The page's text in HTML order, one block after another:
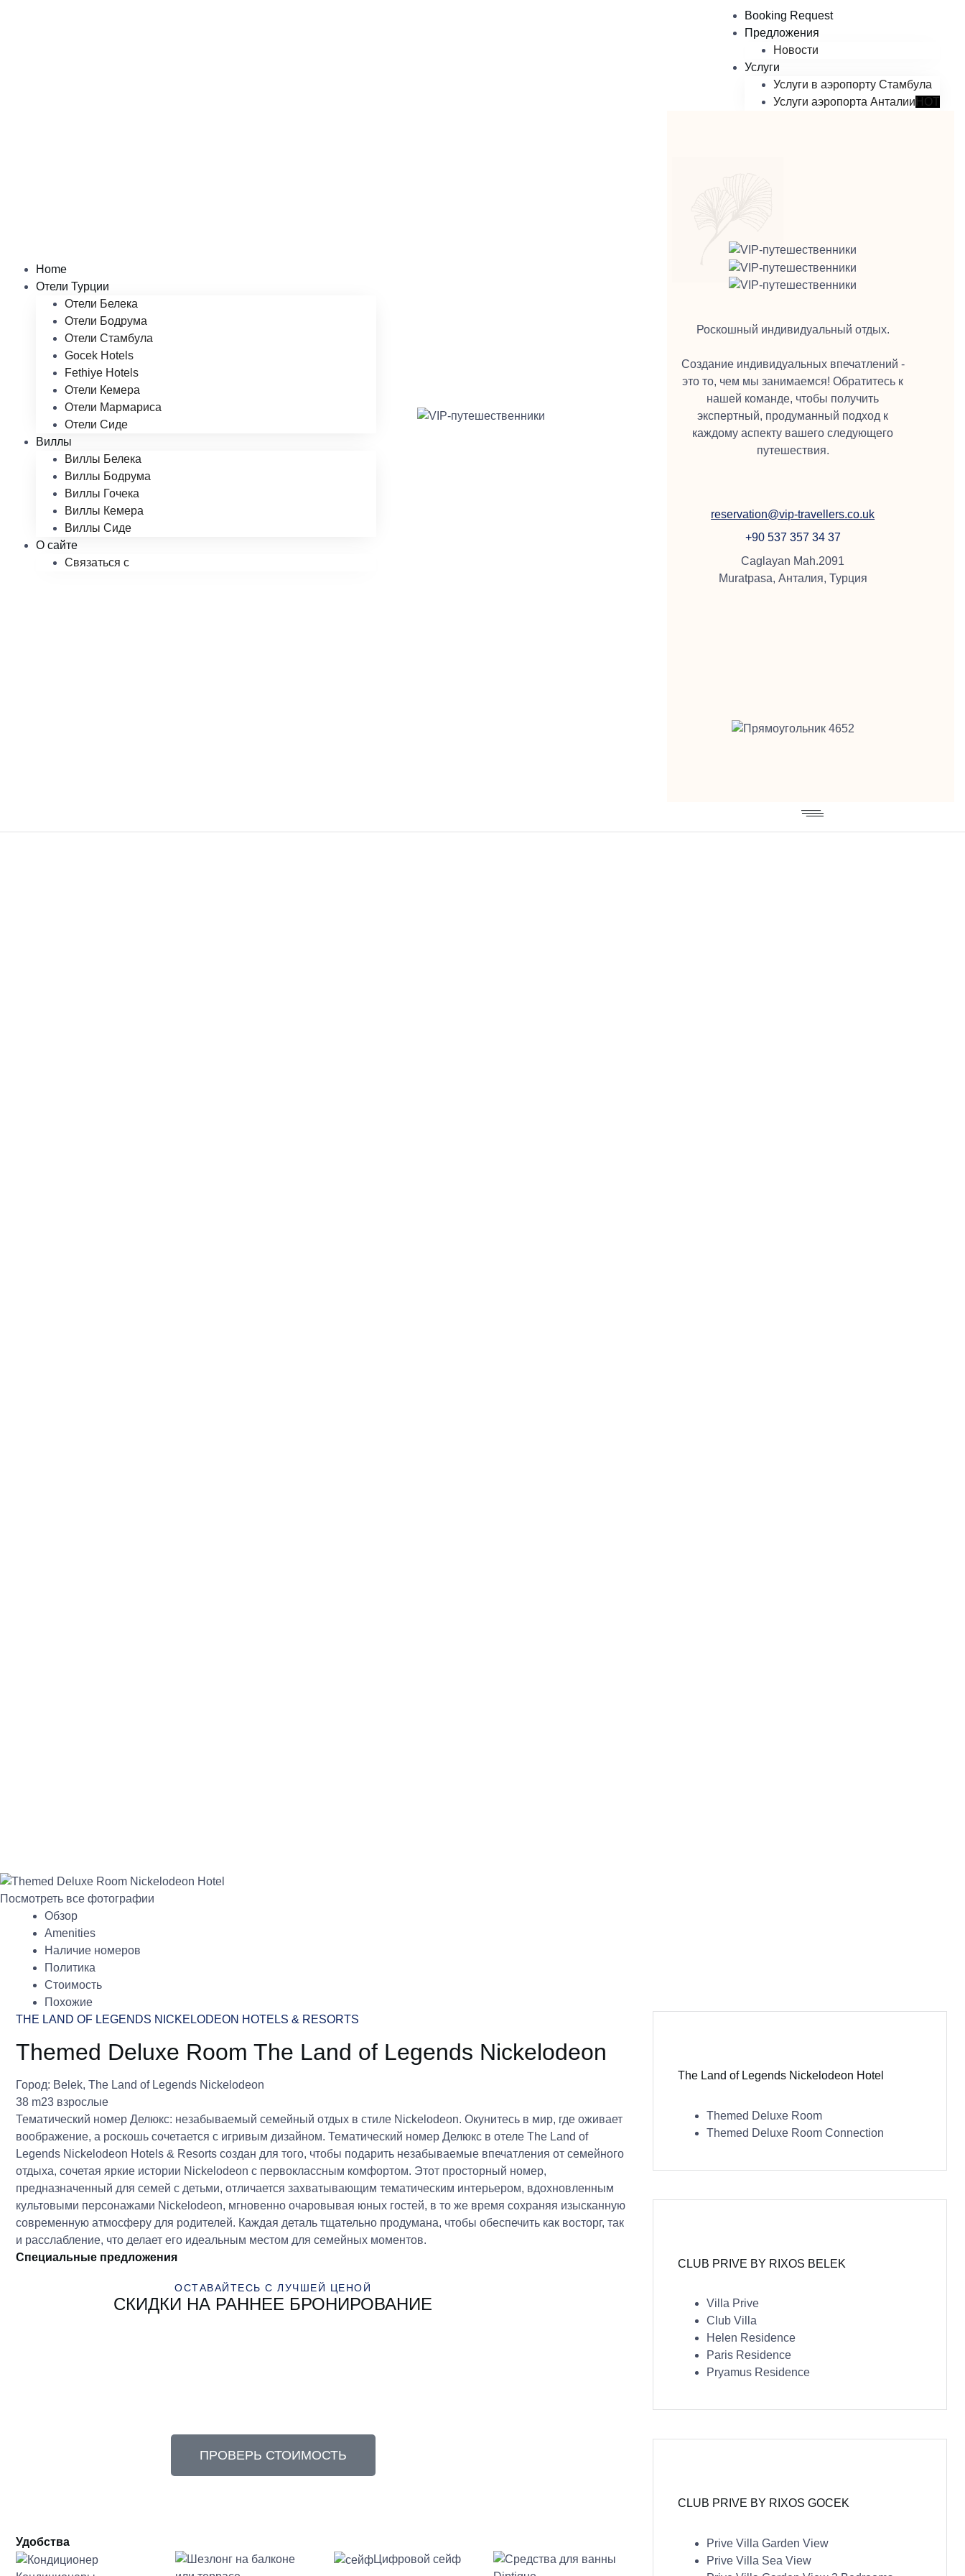
Home
Отели Турции
Отели Белека
Отели Бодрума
Отели Стамбула
Gocek Hotels
Fethiye Hotels
Отели Кемера
Отели Мармариса
Отели Сиде
Виллы
Виллы Белека
Виллы Бодрума
Виллы Гочека
Виллы Кемера
Виллы Сиде
О сайте
Связаться с
Booking Request
Предложения
Новости
Услуги
Услуги в аэропорту Стамбула
Услуги аэропорта Анталии HOT
Роскошный индивидуальный отдых.
Создание индивидуальных впечатлений -
это то, чем мы занимаемся! Обратитесь к
нашей команде, чтобы получить
экспертный, продуманный подход к
каждому аспекту вашего следующего
путешествия.
reservation@vip-travellers.co.uk
+90 537 357 34 37
Caglayan Mah.2091
Muratpasa, Анталия, Турция
Посмотреть все фотографии
Обзор
Amenities
Наличие номеров
Политика
Стоимость
Похожие
THE LAND OF LEGENDS NICKELODEON HOTELS & RESORTS
Themed Deluxe Room The Land of Legends Nickelodeon
Город: Belek, The Land of Legends Nickelodeon
38 m23 взрослые
Тематический номер Делюкс: незабываемый семейный отдых в стиле Nickelodeon. Окунитесь в мир, где оживает
воображение, а роскошь сочетается с игривым дизайном. Тематический номер Делюкс в отеле The Land of
Legends Nickelodeon Hotels & Resorts создан для того, чтобы подарить незабываемые впечатления от семейного
отдыха, сочетая яркие истории Nickelodeon с первоклассным комфортом. Этот просторный номер,
предназначенный для семей с детьми, отличается захватывающим тематическим интерьером, вдохновленным
культовыми персонажами Nickelodeon, мгновенно очаровывая юных гостей, в то же время сохраняя изысканную
современную атмосферу для родителей. Каждая деталь тщательно продумана, чтобы обеспечить как восторг, так
и расслабление, что делает его идеальным местом для семейных моментов.
Специальные предложения
ОСТАВАЙТЕСЬ С ЛУЧШЕЙ ЦЕНОЙ
СКИДКИ НА РАННЕЕ БРОНИРОВАНИЕ
ПРОВЕРЬ СТОИМОСТЬ
Удобства
Цифровой сейф
The Land of Legends Nickelodeon Hotel
Themed Deluxe Room
Themed Deluxe Room Connection
CLUB PRIVE BY RIXOS BELEK
Villa Prive
Club Villa
Helen Residence
Paris Residence
Pryamus Residence
CLUB PRIVE BY RIXOS GOCEK
Prive Villa Garden View
Prive Villa Sea View